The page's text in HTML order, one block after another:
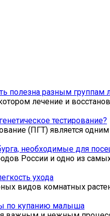
полезна разным группам
лечение и
тестирование?
(ПГТ) является
необходимые для
России и одно из
ухода
видов комнатных
по купанию малыша